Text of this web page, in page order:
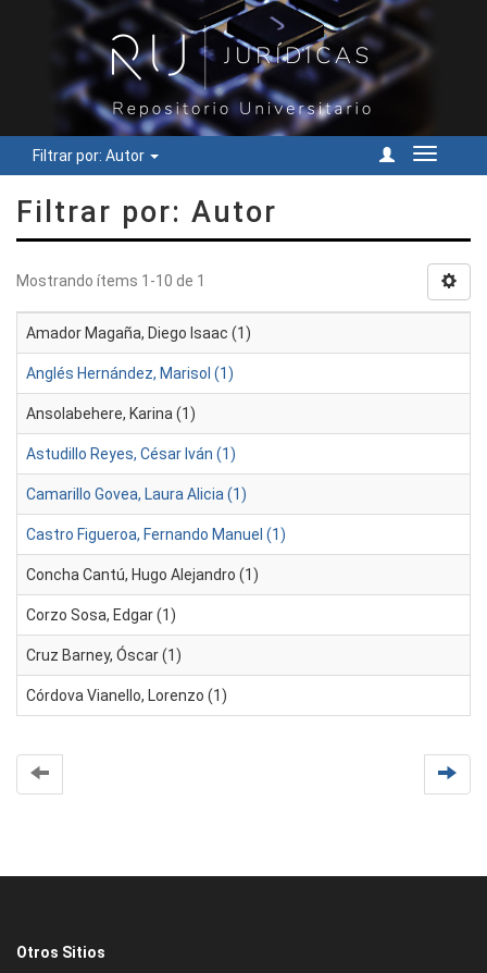
Filtrar por: Autor
Cambiar
Filtrar por: Autor
Mostrando ítems 1-10 de 1
Amador Magaña, Diego Isaac (1)
Anglés Hernández, Marisol (1)
Ansolabehere, Karina (1)
Astudillo Reyes, César Iván (1)
Camarillo Govea, Laura Alicia (1)
Castro Figueroa, Fernando Manuel (1)
Concha Cantú, Hugo Alejandro (1)
Corzo Sosa, Edgar (1)
Cruz Barney, Óscar (1)
Córdova Vianello, Lorenzo (1)
Otros Sitios